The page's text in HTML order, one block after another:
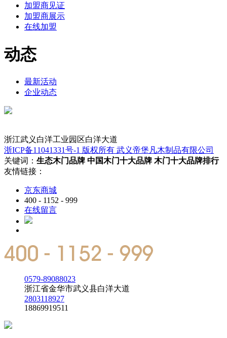
加盟商见证
加盟商展示
在线加盟
动态
最新活动
企业动态
浙江武义白洋工业园区白洋大道
浙ICP备11041331号-1 版权所有 武义帝堡凡木制品有限公司
关键词： 生态木门品牌 中国木门十大品牌 木门十大品牌排行
友情链接：
京东商城
400 - 1152 - 999
在线留言
0579-89088023
浙江省金华市武义县白洋大道
2803118927
18869919511